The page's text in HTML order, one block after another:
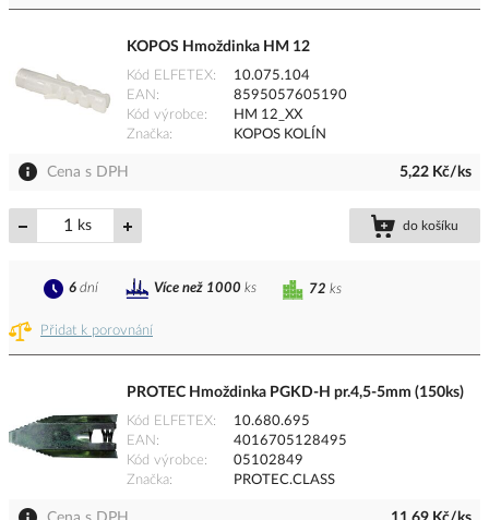
KOPOS Hmoždinka HM 12
Kód ELFETEX
10.075.104
EAN
8595057605190
Kód výrobce
HM 12_XX
Značka
KOPOS KOLÍN
Cena s DPH 5,22 Kč/ks
ks do košíku
Přidat k porovnání
72 ks
6 dní Více než 1000 ks
PROTEC Hmoždinka PGKD-H pr.4,5-5mm (150ks)
Kód ELFETEX
10.680.695
EAN
4016705128495
Kód výrobce
05102849
Značka
PROTEC.CLASS